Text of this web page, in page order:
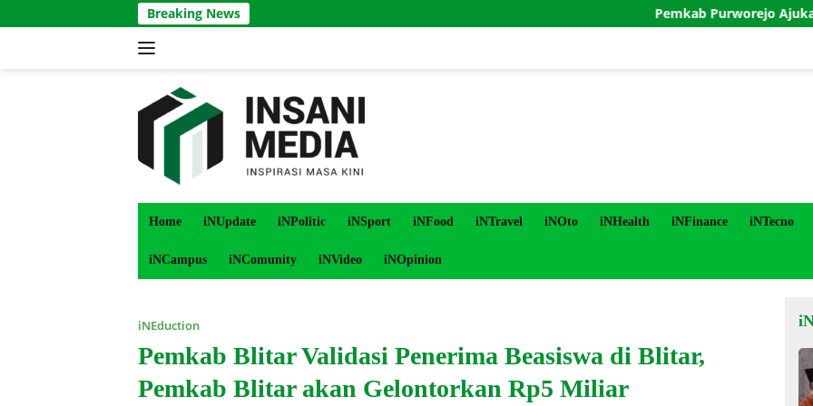
ke
Breaking News Pemkab Purworejo Ajukan
Home iNUpdate iNPolitic iNSport iNFood iNTravel iNOto iNHealth iNFinance iNTecno
iNCampus iNComunity iNVideo iNOpinion
iNEduction
Pemkab Blitar Validasi Penerima Beasiswa di Blitar,
Pemkab Blitar akan Gelontorkan Rp5 Miliar